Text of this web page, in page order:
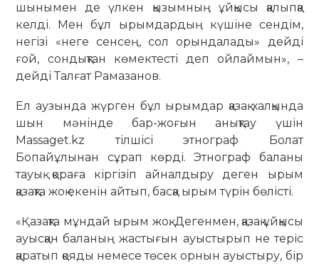
шынымен де үлкен қызымның ұйқысы қалыпқа
келді. Мен бұл ырымдардың күшіне сендім,
негізі «неге сенсең, сол орындалады» дейді
ғой, сондықтан көмектесті деп ойлаймын», –
дейді Талғат Рамазанов.
Ел аузында жүрген бұл ырымдар қазақ халқында
шын мәнінде бар-жоғын анықтау үшін
Massaget.kz тілшісі этнограф Болат
Бопайұлынан сұрап көрді. Этнограф баланы
тауық қораға кіргізіп айналдыру деген ырым
қазақта жоқ екенін айтып, басқа ырым түрін бөлісті.
«Қазақта мұндай ырым жоқ. Дегенмен, қазақ ұйқысы
ауысқан баланың жастығын ауыстырып не теріс
қаратып қояды немесе төсек орнын ауыстыру, бір